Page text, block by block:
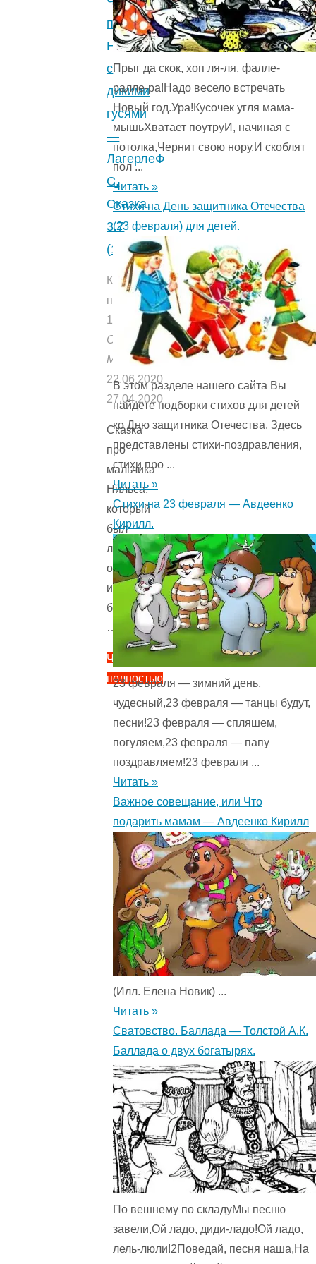
ребенка.
(6)
путешествие
Нильса
с
дикими
гусями
—
ЛагерлеФ
С.
Сказка.
3.7
(18)
Количество
прочтений:
13668
Опубликовано:
Мишуткой
22.06.2020
27.04.2020
Сказка
про
мальчика
Нильса,
который
был
ленивым,
озорным
и
безответственным.
…
Читать
полностью
"Чудесное
путешествие
дикими
гусями
ЛагерлеФ
С.
Сказка.
3.7
(18)"
Прыг да скок, хоп ля-ля, фалле-
ралле-ра!Надо весело встречать
Новый год.Ура!Кусочек угля мама-
мышьХватает поутруИ, начиная с
потолка,Чернит свою нору.И скоблят
пол ...
Читать »
Стихи на День защитника Отечества
(23 февраля) для детей.
В этом разделе нашего сайта Вы
найдете подборки стихов для детей
ко Дню защитника Отечества. Здесь
представлены стихи-поздравления,
стихи про ...
Читать »
Стихи на 23 февраля — Авдеенко
Кирилл.
23 февраля — зимний день,
чудесный,23 февраля — танцы будут,
песни!23 февраля — спляшем,
погуляем,23 февраля — папу
поздравляем!23 февраля ...
Читать »
Важное совещание, или Что
подарить мамам — Авдеенко Кирилл
(Илл. Елена Новик) ...
Читать »
Сватовство. Баллада — Толстой А.К.
Баллада о двух богатырях.
По вешнему по складуМы песню
завели,Ой ладо, диди-ладо!Ой ладо,
лель-люли!2Поведай, песня наша,На